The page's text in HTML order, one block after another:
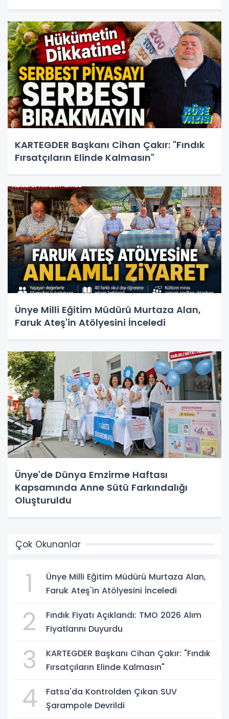
KARTEGDER Başkanı Cihan Çakır: "Fındık
Fırsatçıların Elinde Kalmasın"
Ünye Milli Eğitim Müdürü Murtaza Alan,
Faruk Ateş'in Atölyesini İnceledi
Ünye'de Dünya Emzirme Haftası
Kapsamında Anne Sütü Farkındalığı
Oluşturuldu
Çok Okunanlar
1
Ünye Milli Eğitim Müdürü Murtaza Alan,
Faruk Ateş'in Atölyesini İnceledi
2
Fındık Fiyatı Açıklandı: TMO 2026 Alım
Fiyatlarını Duyurdu
3
KARTEGDER Başkanı Cihan Çakır: "Fındık
Fırsatçıların Elinde Kalmasın"
4
Fatsa'da Kontrolden Çıkan SUV
Şarampole Devrildi